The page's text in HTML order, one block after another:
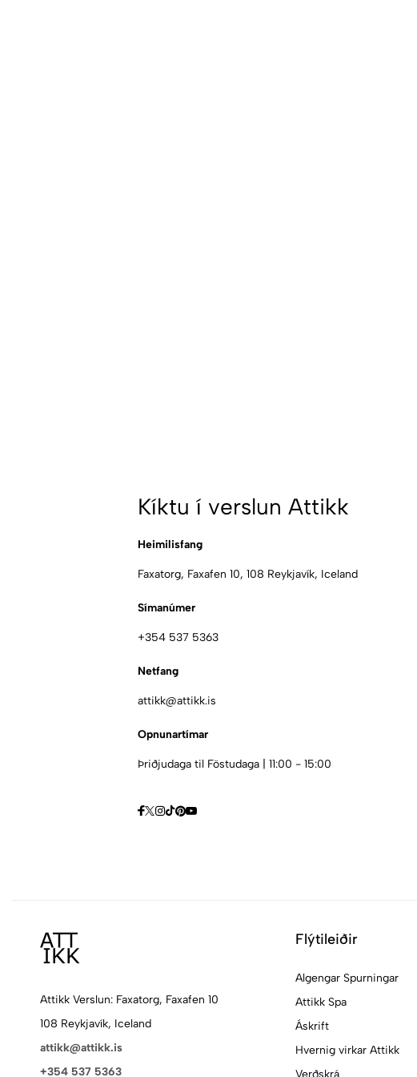
Kíktu í verslun Attikk
Heimilisfang
Faxatorg, Faxafen 10, 108 Reykjavík, Iceland
Símanúmer
+354 537 5363
Netfang
attikk@attikk.is
Opnunartímar
Þriðjudaga til Föstudaga | 11:00 - 15:00
Attikk Verslun: Faxatorg, Faxafen 10
108 Reykjavík, Iceland
attikk@attikk.is
+354 537 5363
Flýtileiðir
Algengar Spurningar
Attikk Spa
Áskrift
Hvernig virkar Attikk
Verðskrá